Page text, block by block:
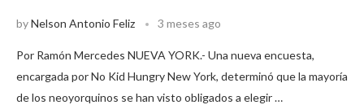
byNelson Antonio Feliz 3 meses ago
Por Ramón Mercedes NUEVA YORK.- Una nueva encuesta,
encargada por No Kid Hungry New York, determinó que la mayoría
de los neoyorquinos se han visto obligados a elegir …